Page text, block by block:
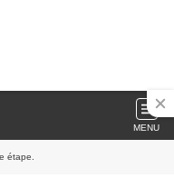
MENU
étape.